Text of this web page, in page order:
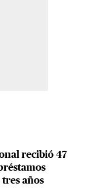
recibió 47
años